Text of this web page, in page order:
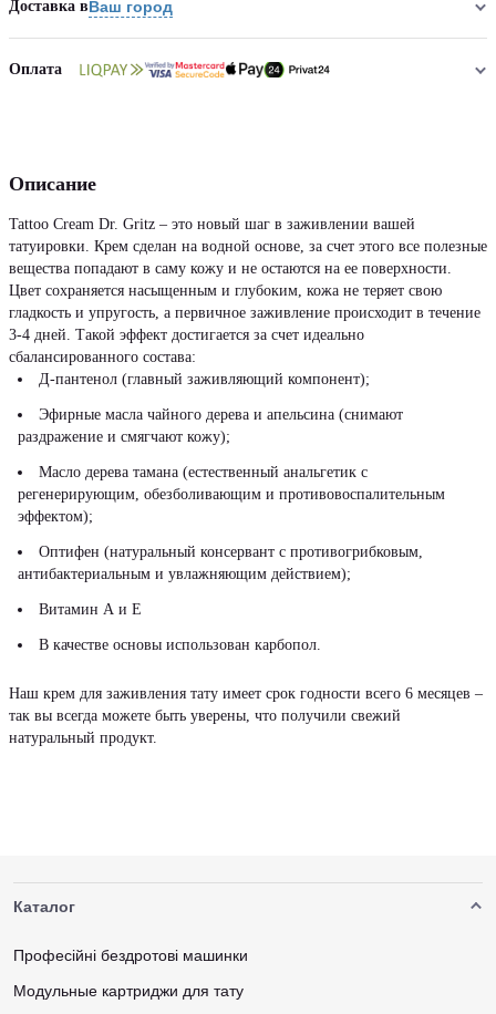
Доставка вВаш город
Оплата
Описание
Tattoo Cream Dr. Gritz – это новый шаг в заживлении вашей
татуировки. Крем сделан на водной основе, за счет этого все полезные
вещества попадают в саму кожу и не остаются на ее поверхности.
Цвет сохраняется насыщенным и глубоким, кожа не теряет свою
гладкость и упругость, а первичное заживление происходит в течение
3-4 дней. Такой эффект достигается за счет идеально
сбалансированного состава:
Д-пантенол (главный заживляющий компонент);
Эфирные масла чайного дерева и апельсина (снимают
раздражение и смягчают кожу);
Масло дерева тамана (естественный анальгетик с
регенерирующим, обезболивающим и противовоспалительным
эффектом);
Оптифен (натуральный консервант с противогрибковым,
антибактериальным и увлажняющим действием);
Витамин А и Е
В качестве основы использован карбопол.
Наш крем для заживления тату имеет срок годности всего 6 месяцев –
так вы всегда можете быть уверены, что получили свежий
натуральный продукт.
Каталог
Професійні бездротові машинки
Модульные картриджи для тату